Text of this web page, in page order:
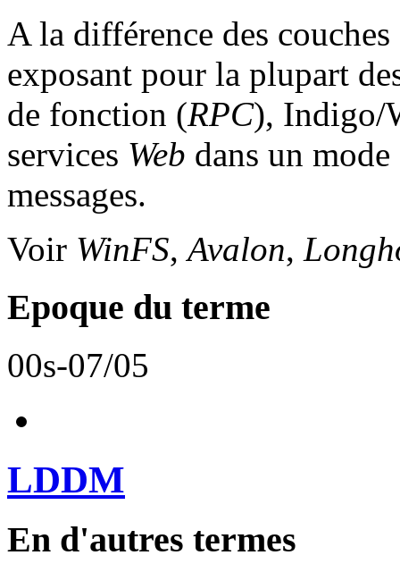
A la différence des
exposant pour la plupart
de fonction (RPC), Indigo/
services Web dans un mode
messages.
Voir WinFS,Avalon,
Epoque du terme
00s-07/05
LDDM
En d'autres termes